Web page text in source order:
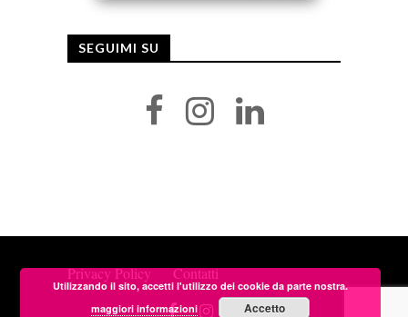
SEGUIMI SU
Privacy Policy Contatti
Utilizzando il sito, accetti l'utilizzo dei cookie da parte nostra.
maggiori informazioni
Accetto